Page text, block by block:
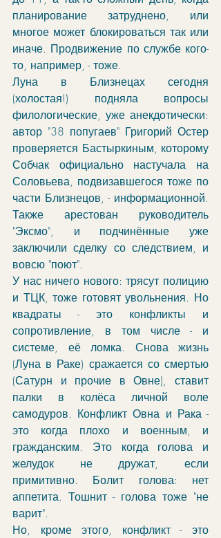
планирование затруднено, или
многое может блокироваться так или
иначе. Продвижение по службе кого-
то, например, - тоже.
Луна в Близнецах сегодня
(холостая!) подняла вопросы
филологические, уже анекдотически:
автор "38 попугаев" Григорий Остер
проверяется Бастыркиным, которому
Собчак официально настучала на
Соловьева, подвизавшегося тоже по
части Близнецов, - информационной.
Также арестован руководитель
"Эксмо", и подчинённые уже
заключили сделку со следствием, и
вовсю "поют".
У нас ничего нового: трясут полицию
и ТЦК, тоже готовят увольнения. Но
квадраты - это конфликты и
сопротивление, в том числе - и
системе, её ломка. Снова жизнь
(Луна в Раке) сражается со смертью
(Сатурн и прочие в Овне), ставит
палки в колёса личной воле
самодуров. Конфликт Овна и Рака -
это когда плохо и военным, и
гражданским. Это когда голова и
желудок не дружат, если
примитивно. Болит голова: нет
аппетита. Тошнит - голова тоже "не
варит".
Но, кроме этого, конфликт - это